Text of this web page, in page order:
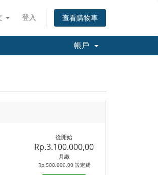
登入 查看購物車
帳戶
從開始
Rp.3.100.000,00
月繳
Rp.500.000,00 設定費